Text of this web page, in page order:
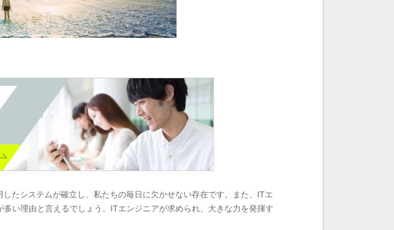
たシステムが確立し、私たちの毎日に欠かせない存在です。また、ITエ
い理由と言えるでしょう。ITエンジニアが求められ、大きな力を発揮す